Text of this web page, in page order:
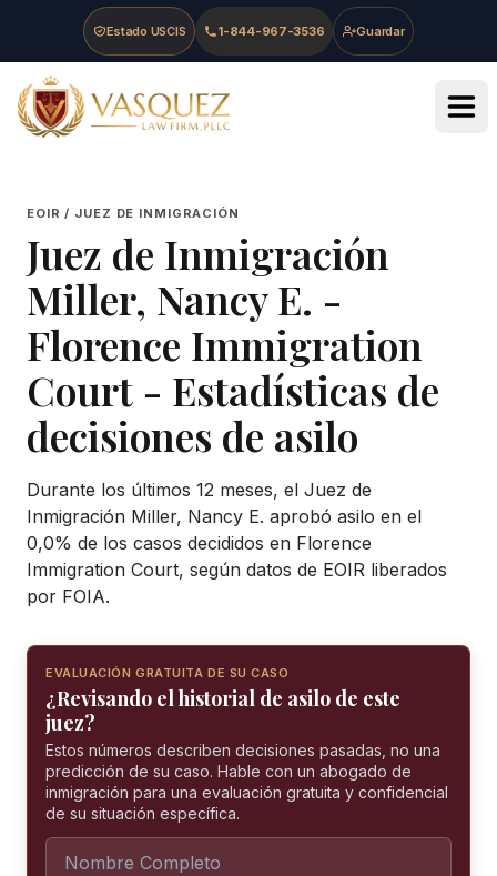
Skip to main content
Skip to navigation
Skip to footer
Estado USCIS 1-844-967-3536 Guardar
Vasquez Law Firm - Home
EOIR / JUEZ DE INMIGRACIÓN
Juez de Inmigración
Miller, Nancy E. -
Florence Immigration
Court - Estadísticas de
decisiones de asilo
Durante los últimos 12 meses, el Juez de
Inmigración Miller, Nancy E. aprobó asilo en el
0,0% de los casos decididos en Florence
Immigration Court, según datos de EOIR liberados
por FOIA.
EVALUACIÓN GRATUITA DE SU CASO
¿Revisando el historial de asilo de este
juez?
Estos números describen decisiones pasadas, no una
predicción de su caso. Hable con un abogado de
inmigración para una evaluación gratuita y confidencial
de su situación específica.